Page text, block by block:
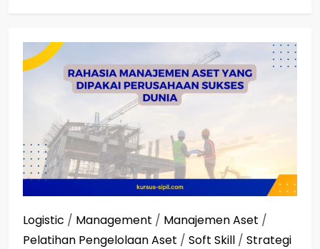
Logistic / Management / Manajemen Aset /
Pelatihan Pengelolaan Aset / Soft Skill / Strategi